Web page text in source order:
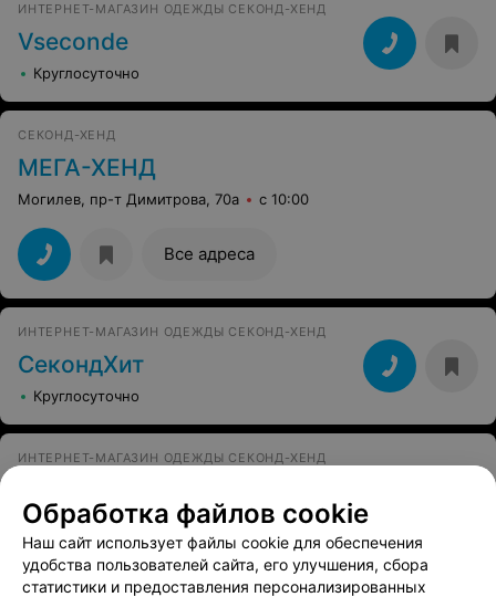
ИНТЕРНЕТ-МАГАЗИН ОДЕЖДЫ СЕКОНД-ХЕНД
Vseconde
Круглосуточно
СЕКОНД-ХЕНД
МЕГА-ХЕНД
Могилев, пр-т Димитрова, 70а с 10:00
Все адреса
ИНТЕРНЕТ-МАГАЗИН ОДЕЖДЫ СЕКОНД-ХЕНД
СекондХит
Круглосуточно
ИНТЕРНЕТ-МАГАЗИН ОДЕЖДЫ СЕКОНД-ХЕНД
Могилев Круглосуточно
СЕКОНД-ХЕНД
Обработка файлов cookie
Наш сайт использует файлы cookie для обеспечения
удобства пользователей сайта, его улучшения, сбора
статистики и предоставления персонализированных